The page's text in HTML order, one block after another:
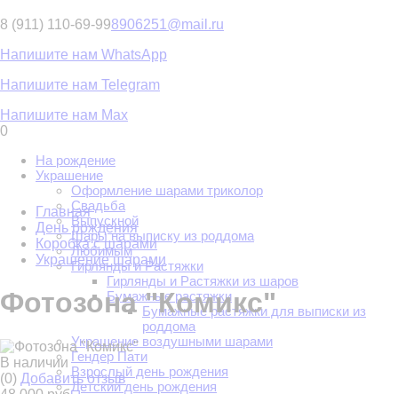
8 (911) 110-69-998906251@mail.ru
Напишите нам WhatsApp
Напишите нам Telegram
Напишите нам Max
0
На рождение
Украшение
Оформление шарами триколор
Свадьба
Выпускной
Шары на выписку из роддома
Любимым
Гирлянды и Растяжки
Гирлянды и Растяжки из шаров
Бумажные растяжки
Бумажные растяжки для выписки из
роддома
Украшение воздушными шарами
Гендер Пати
Взрослый день рождения
Детский день рождения
Главная
День рождения
Коробка с шарами
Украшение шарами
Фотозона "Комикс"
В наличии
(0) Добавить отзыв